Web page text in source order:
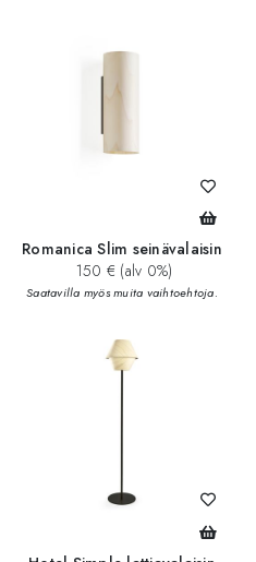
Romanica Slim seinävalaisin
150 € (alv 0%)
Saatavilla myös muita vaihtoehtoja.